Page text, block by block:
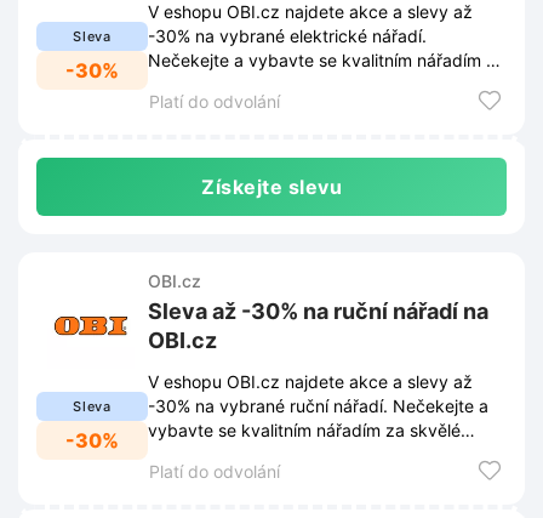
Sleva
-30%
V eshopu OBI.cz najdete akce a slevy až
-30% na vybrané elektrické nářadí.
Nečekejte a vybavte se kvalitním nářadím za
Platí do odvolání
Získejte slevu
Sleva
-30%
OBI.cz
Sleva až -30% na ruční nářadí na
OBI.cz
V eshopu OBI.cz najdete akce a slevy až
-30% na vybrané ruční nářadí. Nečekejte a
vybavte se kvalitním nářadím za skvělé
Platí do odvolání